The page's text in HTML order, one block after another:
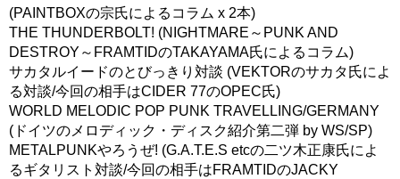
(PAINTBOXの宗氏によるコラム x 2本)
THE THUNDERBOLT! (NIGHTMARE～PUNK AND
DESTROY～FRAMTIDのTAKAYAMA氏によるコラム)
サカタルイードのとびっきり対談 (VEKTORのサカタ氏によ
る対談/今回の相手はCIDER 77のOPEC氏)
WORLD MELODIC POP PUNK TRAVELLING/GERMANY
(ドイツのメロディック・ディスク紹介第二弾 by WS/SP)
METALPUNKやろうぜ! (G.A.T.E.S etcの二ツ木正康氏によ
るギタリスト対談/今回の相手はFRAMTIDのJACKY